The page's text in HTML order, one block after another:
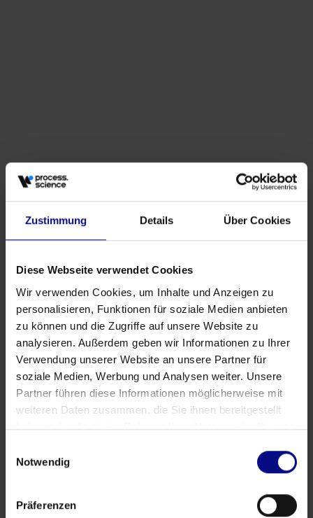
Zustimmung Details Über Cookies
Diese Webseite verwendet Cookies
Wir verwenden Cookies, um Inhalte und Anzeigen zu
personalisieren, Funktionen für soziale Medien anbieten
zu können und die Zugriffe auf unsere Website zu
analysieren. Außerdem geben wir Informationen zu Ihrer
Verwendung unserer Website an unsere Partner für
soziale Medien, Werbung und Analysen weiter. Unsere
Partner führen diese Informationen möglicherweise mit
weiteren Daten zusammen, die Sie ihnen bereitgestellt
haben oder die sie im Rahmen Ihrer Nutzung der Dienste
Notwendig
Präferenzen
Perché l'approvvigionamento ha bisogno di più
che semplici dashboard
May 27, 2026daBabette Schroth
Partner
Innflow AG